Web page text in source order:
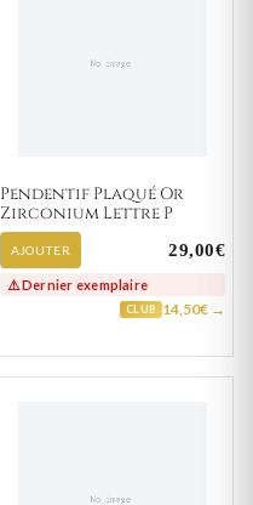
Pendentif Plaqué Or
Zirconium Lettre P
AJOUTER 29,00€
⚠️ Dernier exemplaire
CLUB 14,50€ →